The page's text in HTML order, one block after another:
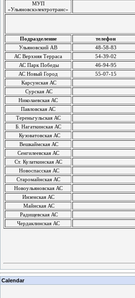
МУП
«Ульяновскэлектротранс»
Подразделение телефон
Ульяновский АВ
48-58-83
АС Верхняя Терраса
54-39-02
АС Парк Победы
46-94-95
АС Новый Город
55-07-15
Карсунская АС
Сурская АС
Николаевская АС
Павловская АС
Тереньгульская АС
Б. Нагаткинская АС
Кузоватовская АС
Вешкаймская АС
Сенгилеевская АС
Ст. Кулаткинская АС
Новоспасская АС
Старомайнская АС
Новоульяновская АС
Инзенская АС
Майнская АС
Радищевская АС
Чердаклинская АС
Calendar